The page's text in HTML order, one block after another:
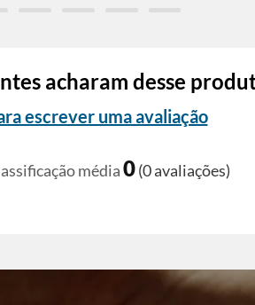
acharam desse
escrever uma avaliação
média0(0 avaliações)